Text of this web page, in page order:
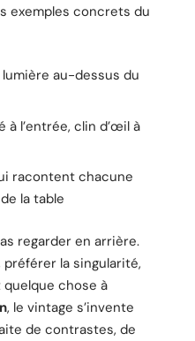
exemples concrets du
au-dessus du
à l’entrée, clin d’œil à
racontent chacune
la table
regarder en arrière.
la singularité,
quelque chose à
, le vintage s’invente
de contrastes, de